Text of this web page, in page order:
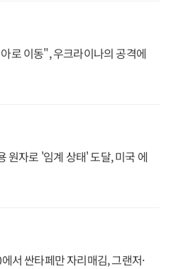
로 이동", 우크라이나의 공격에
원자로 '임계 상태' 도달, 미국 에
서 싼타페만 자리매김, 그랜저·